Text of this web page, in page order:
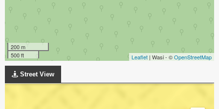
200 m
500 ft
Leaflet | Wasi - ©OpenStreetMap
Street View